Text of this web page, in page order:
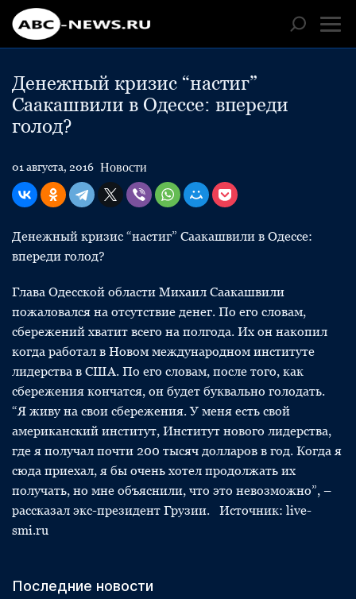
Денежный кризис “настиг”
Саакашвили в Одессе: впереди
голод?
01 августа, 2016 Новости
Денежный кризис “настиг” Саакашвили в Одессе:
впереди голод?
Глава Одесской области Михаил Саакашвили
пожаловался на отсутствие денег. По его словам,
сбережений хватит всего на полгода. Их он накопил
когда работал в Новом международном институте
лидерства в США. По его словам, после того, как
сбережения кончатся, он будет буквально голодать.
“Я живу на свои сбережения. У меня есть свой
американский институт, Институт нового лидерства,
где я получал почти 200 тысяч долларов в год. Когда я
сюда приехал, я бы очень хотел продолжать их
получать, но мне объяснили, что это невозможно”, –
рассказал экс-президент Грузии. Источник: live-
smi.ru
Последние новости